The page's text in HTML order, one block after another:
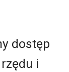
dostęp
i